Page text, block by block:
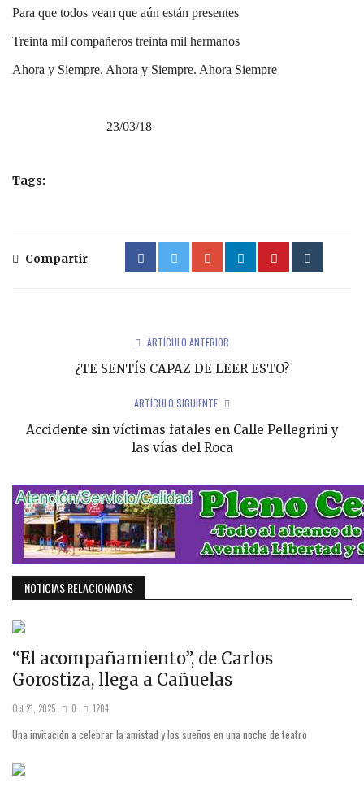
Para que todos vean que aún están presentes
Treinta mil compañeros treinta mil hermanos
Ahora y Siempre. Ahora y Siempre. Ahora Siempre
23/03/18
Tags:
Compartir
ARTÍCULO ANTERIOR
¿TE SENTÍS CAPAZ DE LEER ESTO?
ARTÍCULO SIGUIENTE
Accidente sin víctimas fatales en Calle Pellegrini y
las vías del Roca
NOTICIAS RELACIONADAS
“El acompañamiento”, de Carlos
Gorostiza, llega a Cañuelas
Oct 21, 2025 0 1204
Una invitación a celebrar la amistad y los sueños en una noche de teatro